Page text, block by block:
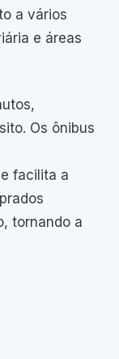
a vários
e áreas
Os ônibus
facilita a
tornando a